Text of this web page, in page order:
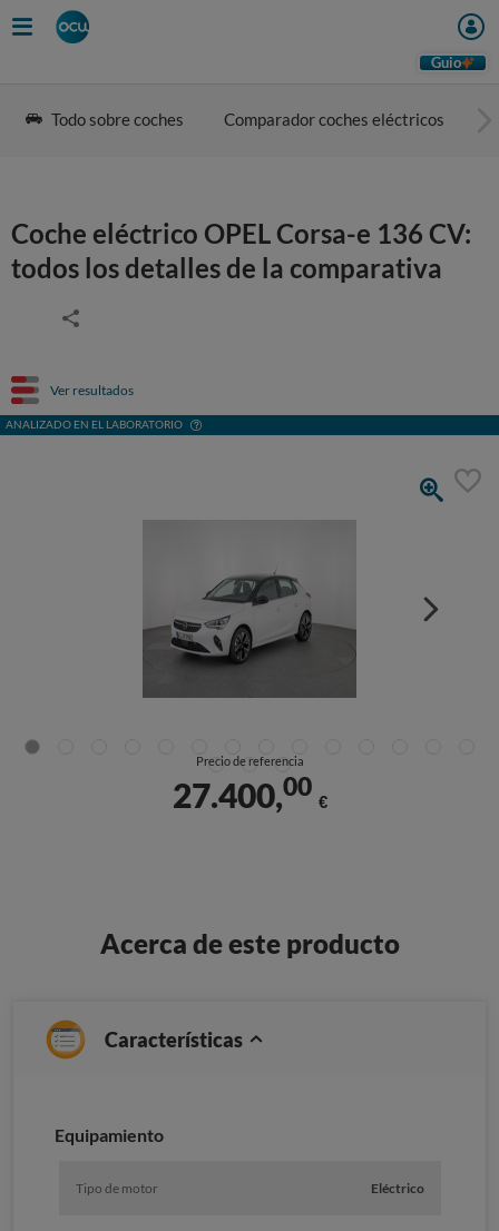
Guio
Todo sobre coches Comparador coches eléctricos
Coche eléctrico OPEL Corsa-e 136 CV:
todos los detalles de la comparativa
Ver resultados
ANALIZADO EN EL LABORATORIO
Precio de referencia
27.400,00
€
Acerca de este producto
Características
Equipamiento
Tipo de motor Eléctrico